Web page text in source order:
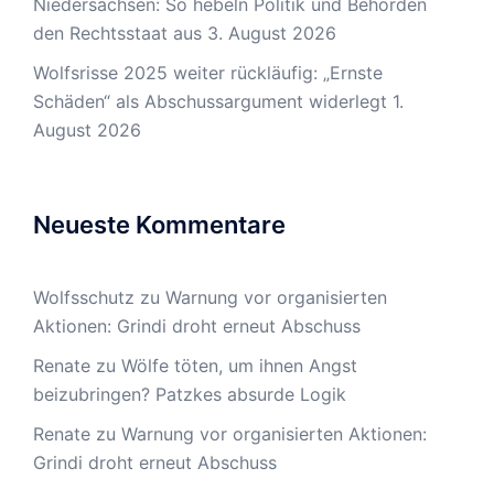
Niedersachsen: So hebeln Politik und Behörden
den Rechtsstaat aus 3. August 2026
Wolfsrisse 2025 weiter rückläufig: „Ernste
Schäden“ als Abschussargument widerlegt 1.
August 2026
Neueste Kommentare
Wolfsschutz zu Warnung vor organisierten
Aktionen: Grindi droht erneut Abschuss
Renate zu Wölfe töten, um ihnen Angst
beizubringen? Patzkes absurde Logik
Renate zu Warnung vor organisierten Aktionen:
Grindi droht erneut Abschuss